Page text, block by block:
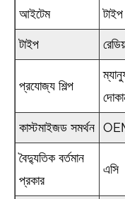
আইটেম
টাইপ
প্রযোজ্য শিল্প
কাস্টমাইজড সমর্থন
বৈদ্যুতিক বর্তমান
প্রকার
এসি